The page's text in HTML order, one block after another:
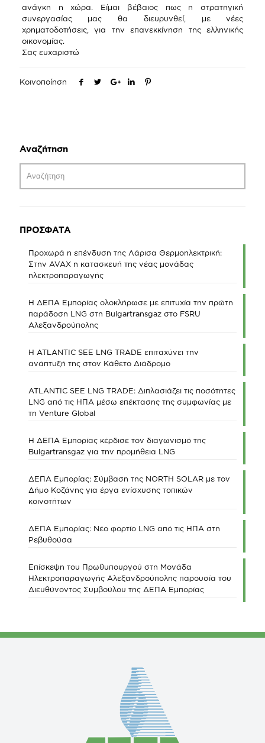
ανάγκη η χώρα. Είμαι βέβαιος πως η στρατηγική
συνεργασίας μας θα διευρυνθεί, με νέες
χρηματοδοτήσεις, για την επανεκκίνηση της ελληνικής
οικονομίας.
Σας ευχαριστώ
Κοινοποίηση
Αναζήτηση
ΠΡΟΣΦΑΤΑ
Προχωρά η επένδυση της Λάρισα Θερμοηλεκτρική:
Στην AVAX η κατασκευή της νέας μονάδας
ηλεκτροπαραγωγής
Η ΔΕΠΑ Εμπορίας ολοκλήρωσε με επιτυχία την πρώτη
παράδοση LNG στη Bulgartransgaz στο FSRU
Αλεξανδρούπολης
Η ATLANTIC SEE LNG TRADE επιταχύνει την
ανάπτυξή της στον Κάθετο Διάδρομο
ATLANTIC SEE LNG TRADE: Διπλασιάζει τις ποσότητες
LNG από τις ΗΠΑ μέσω επέκτασης της συμφωνίας με
τη Venture Global
Η ΔΕΠΑ Εμπορίας κέρδισε τον διαγωνισμό της
Bulgartransgaz για την προμήθεια LNG
ΔΕΠΑ Εμπορίας: Σύμβαση της NORTH SOLAR με τον
Δήμο Κοζάνης για έργα ενίσχυσης τοπικών
κοινοτήτων
ΔΕΠΑ Εμπορίας: Νέο φορτίο LNG από τις ΗΠΑ στη
Ρεβυθούσα
Επίσκεψη του Πρωθυπουργού στη Μονάδα
Ηλεκτροπαραγωγής Αλεξανδρούπολης παρουσία του
Διευθύνοντος Συμβούλου της ΔΕΠΑ Εμπορίας